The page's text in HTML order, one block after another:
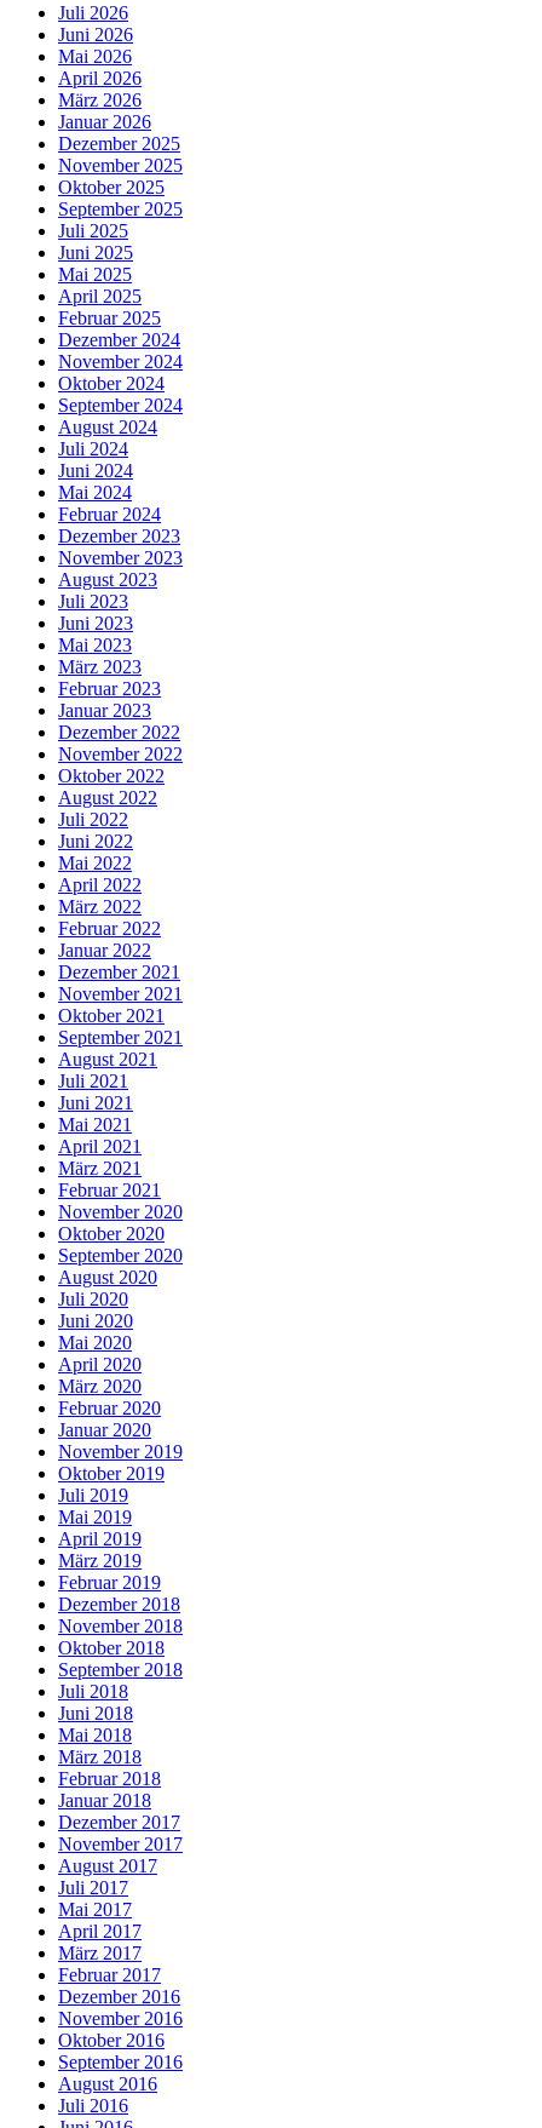
Juli 2026
Juni 2026
Mai 2026
April 2026
März 2026
Januar 2026
Dezember 2025
November 2025
Oktober 2025
September 2025
Juli 2025
Juni 2025
Mai 2025
April 2025
Februar 2025
Dezember 2024
November 2024
Oktober 2024
September 2024
August 2024
Juli 2024
Juni 2024
Mai 2024
Februar 2024
Dezember 2023
November 2023
August 2023
Juli 2023
Juni 2023
Mai 2023
März 2023
Februar 2023
Januar 2023
Dezember 2022
November 2022
Oktober 2022
August 2022
Juli 2022
Juni 2022
Mai 2022
April 2022
März 2022
Februar 2022
Januar 2022
Dezember 2021
November 2021
Oktober 2021
September 2021
August 2021
Juli 2021
Juni 2021
Mai 2021
April 2021
März 2021
Februar 2021
November 2020
Oktober 2020
September 2020
August 2020
Juli 2020
Juni 2020
Mai 2020
April 2020
März 2020
Februar 2020
Januar 2020
November 2019
Oktober 2019
Juli 2019
Mai 2019
April 2019
März 2019
Februar 2019
Dezember 2018
November 2018
Oktober 2018
September 2018
Juli 2018
Juni 2018
Mai 2018
März 2018
Februar 2018
Januar 2018
Dezember 2017
November 2017
August 2017
Juli 2017
Mai 2017
April 2017
März 2017
Februar 2017
Dezember 2016
November 2016
Oktober 2016
September 2016
August 2016
Juli 2016